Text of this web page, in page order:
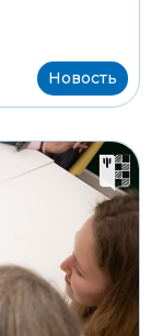
Новость